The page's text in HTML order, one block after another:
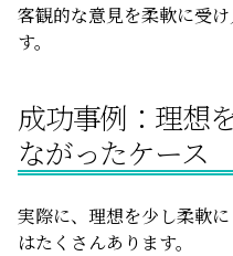
客観的な意見を柔軟に受
す。
成功事例：理想
ながったケース
実際に、理想を少し柔軟
はたくさんあります。